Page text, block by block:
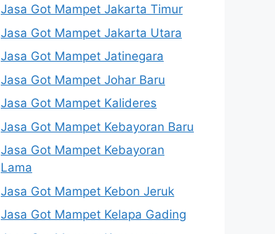
Jasa Got Mampet Jakarta Timur
Jasa Got Mampet Jakarta Utara
Jasa Got Mampet Jatinegara
Jasa Got Mampet Johar Baru
Jasa Got Mampet Kalideres
Jasa Got Mampet Kebayoran Baru
Jasa Got Mampet Kebayoran
Lama
Jasa Got Mampet Kebon Jeruk
Jasa Got Mampet Kelapa Gading